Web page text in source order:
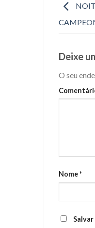
Deixe
O seu
Nome*